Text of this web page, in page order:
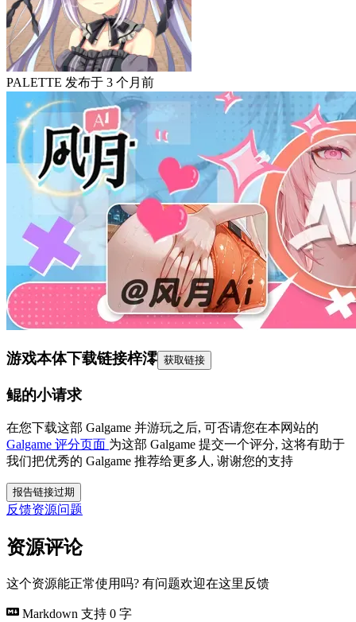
PALETTE 发布于 3 个月前
游戏本体下载链接梓澪 获取链接
鲲的小请求
在您下载这部 Galgame 并游玩之后, 可否请您在本网站的
Galgame 评分页面 为这部 Galgame 提交一个评分, 这将有助于
我们把优秀的 Galgame 推荐给更多人, 谢谢您的支持
报告链接过期
反馈资源问题
资源评论
这个资源能正常使用吗? 有问题欢迎在这里反馈
Markdown 支持 0 字